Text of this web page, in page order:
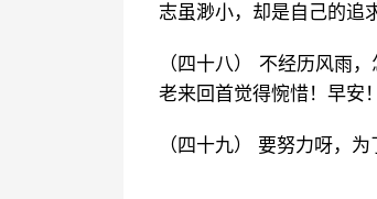
志虽渺小，却是自己的追
（四十八） 不经历风雨
老来回首觉得惋惜！早安！
（四十九） 要努力呀，